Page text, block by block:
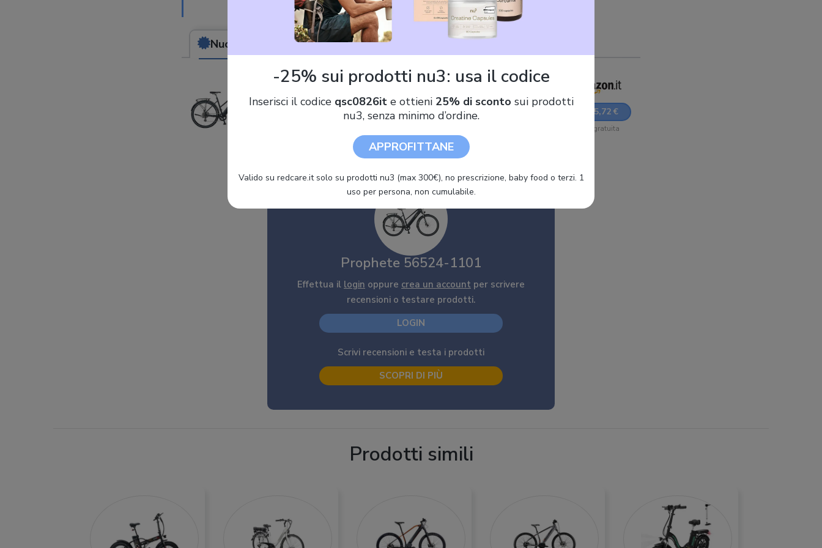
Nuovo da (2.005,72 €)
Prophete esploratori, E-Bike Donna, Nero Opaco, Normale 2.005,72 €
Sped. gratuita
Prophete 56524-1101
Effettua il login oppure crea un account per scrivere
recensioni o testare prodotti.
LOGIN
Scrivi recensioni e testa i prodotti
SCOPRI DI PIÙ
Prodotti simili
-25% sui prodotti nu3: usa il codice
Inserisci il codice qsc0826ite ottieni 25% di sconto sui prodotti
nu3, senza minimo d’ordine.
APPROFITTANE
Valido su redcare.it solo su prodotti nu3 (max 300€), no prescrizione, baby food o terzi. 1
uso per persona, non cumulabile.